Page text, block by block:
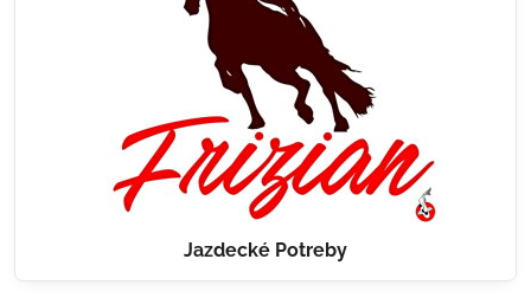
Jazdecké Potreby